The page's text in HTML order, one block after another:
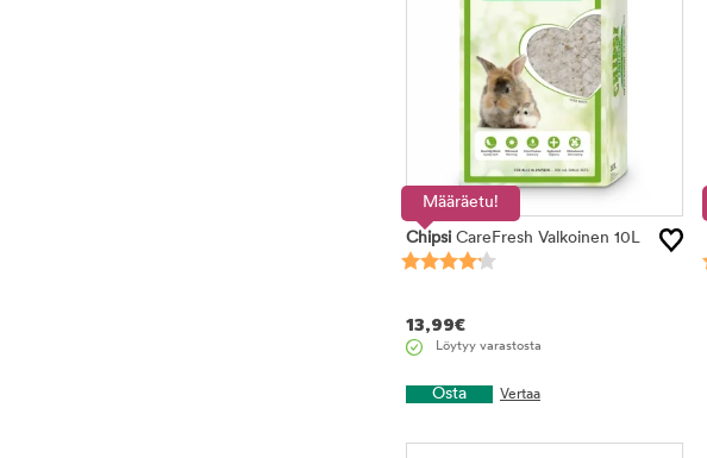
Määräetu!
Chipsi CareFresh Valkoinen 10L
13,99€
Löytyy varastosta
Osta Vertaa